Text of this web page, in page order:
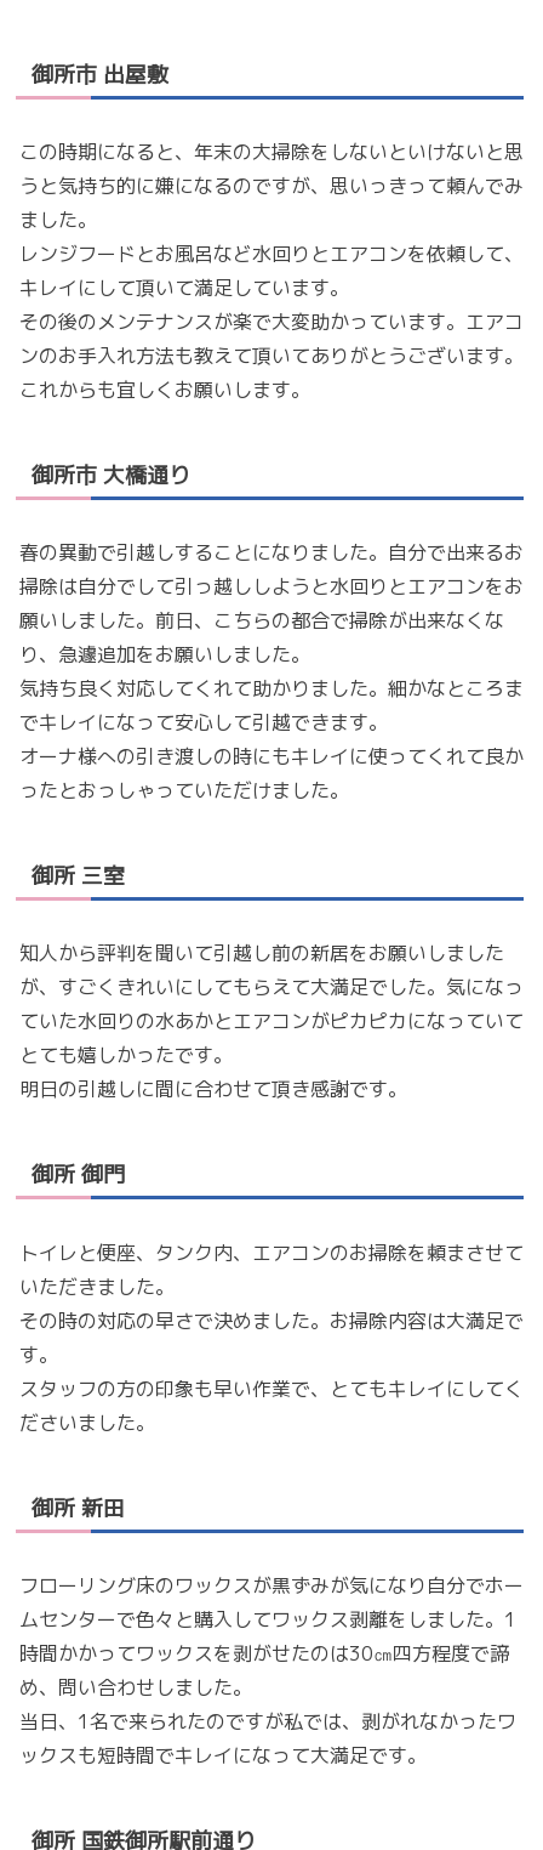
御所市 出屋敷
この時期になると、年末の大掃除をしないといけないと思
うと気持ち的に嫌になるのですが、思いっきって頼んでみ
ました。
レンジフードとお風呂など水回りとエアコンを依頼して、
キレイにして頂いて満足しています。
その後のメンテナンスが楽で大変助かっています。エアコ
ンのお手入れ方法も教えて頂いてありがとうございます。
これからも宜しくお願いします。
御所市 大橋通り
春の異動で引越しすることになりました。自分で出来るお
掃除は自分でして引っ越ししようと水回りとエアコンをお
願いしました。前日、こちらの都合で掃除が出来なくな
り、急遽追加をお願いしました。
気持ち良く対応してくれて助かりました。細かなところま
でキレイになって安心して引越できます。
オーナ様への引き渡しの時にもキレイに使ってくれて良か
ったとおっしゃっていただけました。
御所 三室
知人から評判を聞いて引越し前の新居をお願いしました
が、すごくきれいにしてもらえて大満足でした。気になっ
ていた水回りの水あかとエアコンがピカピカになっていて
とても嬉しかったです。
明日の引越しに間に合わせて頂き感謝です。
御所 御門
トイレと便座、タンク内、エアコンのお掃除を頼まさせて
いただきました。
その時の対応の早さで決めました。お掃除内容は大満足で
す。
スタッフの方の印象も早い作業で、とてもキレイにしてく
ださいました。
御所 新田
フローリング床のワックスが黒ずみが気になり自分でホー
ムセンターで色々と購入してワックス剥離をしました。1
時間かかってワックスを剥がせたのは30㎝四方程度で諦
め、問い合わせしました。
当日、1名で来られたのですが私では、剥がれなかったワ
ックスも短時間でキレイになって大満足です。
御所 国鉄御所駅前通り